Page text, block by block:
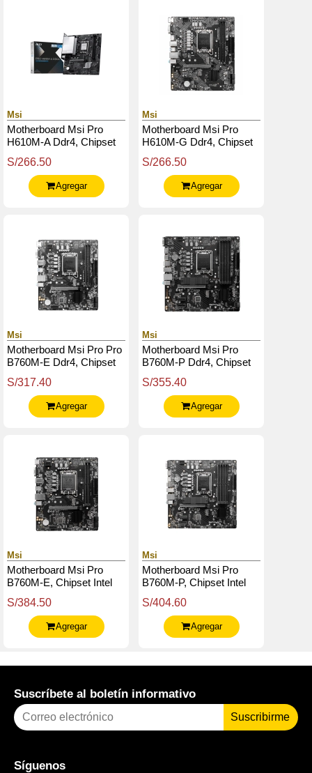
Msi
Motherboard Msi Pro
H610M-A Ddr4, Chipset
Matx
S/266.50
Agregar
Msi
Motherboard Msi Pro
H610M-G Ddr4, Chipset
Matx
S/266.50
Agregar
Msi
Motherboard Msi Pro Pro
B760M-E Ddr4, Chipset
Hdmi, Vga, Matx.
S/317.40
Agregar
Msi
Motherboard Msi Pro
B760M-P Ddr4, Chipset
Hdmi, Dp, Vga, Matx.
S/355.40
Agregar
Msi
Motherboard Msi Pro
B760M-E, Chipset Intel
Vga, Matx
S/384.50
Agregar
Msi
Motherboard Msi Pro
B760M-P, Chipset Intel
Dp, Vga, Matx
S/404.60
Agregar
Suscríbete al boletín informativo
Suscribirme
Síguenos